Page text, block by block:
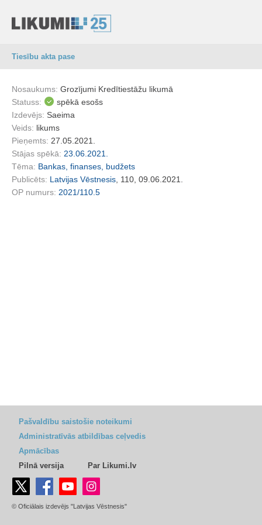
Tiesību akta pase
Nosaukums: Grozījumi Kredītiestāžu likumā
Statuss:
spēkā esošs
Izdevējs: Saeima
Veids: likums
Pieņemts: 27.05.2021.
Stājas spēkā: 23.06.2021.
Tēma: Bankas, finanses, budžets
Publicēts: Latvijas Vēstnesis , 110, 09.06.2021.
OP numurs: 2021/110.5
Pašvaldību saistošie noteikumi
Administratīvās atbildības ceļvedis
Apmācības
Pilnā versija
Par Likumi.lv
© Oficiālais izdevējs "Latvijas Vēstnesis"